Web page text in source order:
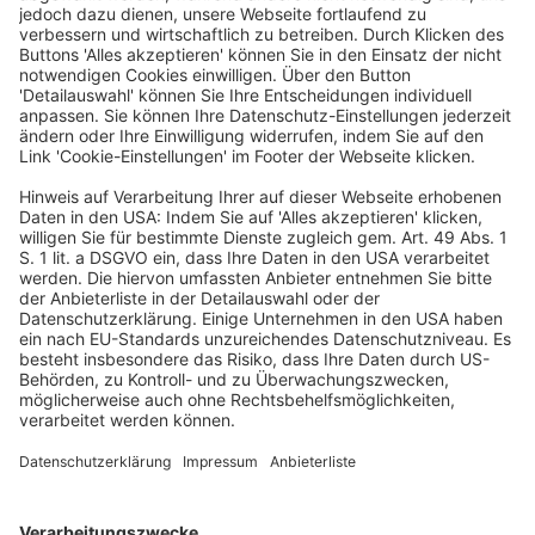
unterliegenden Solidarverein, der Leistungen in
Krankheitsfällen gewährt, können –unbeschadet
weiterer Voraussetzungen– nur dann als
Sonderausgaben abgezogen werden, wenn auf die
Leistungen des Vereins ein Rechtsanspruch besteht.
2. Eine anderweitige Absicherung im Krankheitsfall
nach § 10 Abs. 2 Satz 1 Nr. 2 Buchst. a Satz 2
EStG
i.V.m. § 5 Abs. 1 Nr. 13 SGB V kann auf der Grundlage
sowohl deutschen als auch ausländischen Rechts
bestehen (Anschluss an BSG-Urteil vom 20.03.2013 – B
12 KR 14/11 R, BSGE 113, 160, Rz 14).
(Amtliche Leitsätze)
Volltext BB-Online BBL2021-469-2